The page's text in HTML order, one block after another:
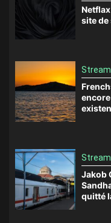
Netflax
site de
Jakob
quitté